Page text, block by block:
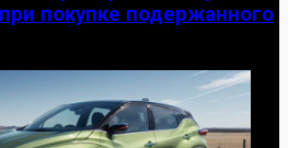
покупке подержанного